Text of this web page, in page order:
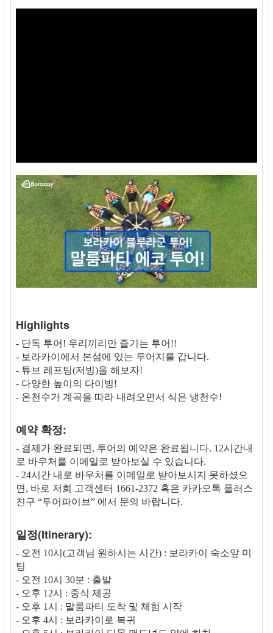
Highlights
- 단독 투어! 우리끼리만 즐기는 투어!!
- 보라카이에서 본섬에 있는 투어지를 갑니다.
- 튜브 레프팅(저빙)을 해보자!
- 다양한 높이의 다이빙!
- 온천수가 계곡을 따라 내려오면서 식은 냉천수!
예약 확정:
- 결제가 완료되면, 투어의 예약은 완료됩니다. 12시간내
로 바우처를 이메일로 받아보실 수 있습니다.
- 24시간 내로 바우처를 이메일로 받아보시지 못하셨으
면, 바로 저희 고객센터 1661-2372 혹은 카카오톡 플러스
친구 “투어파이브” 에서 문의 바랍니다.
일정(Itinerary):
- 오전 10시(고객님 원하시는 시간) : 보라카이 숙소앞 미
팅
- 오전 10시 30분 : 출발
- 오후 12시 : 중식 제공
- 오후 1시 : 말룸파티 도착 및 체험 시작
- 오후 4시 : 보라카이로 복귀